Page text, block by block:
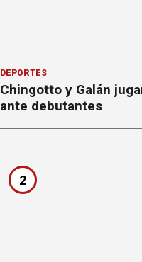
DEPORTES
Chingotto y Galán
ante debutantes
2